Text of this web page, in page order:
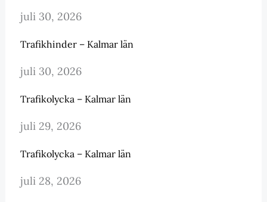
juli 30, 2026
Trafikhinder – Kalmar län
juli 30, 2026
Trafikolycka – Kalmar län
juli 29, 2026
Trafikolycka – Kalmar län
juli 28, 2026